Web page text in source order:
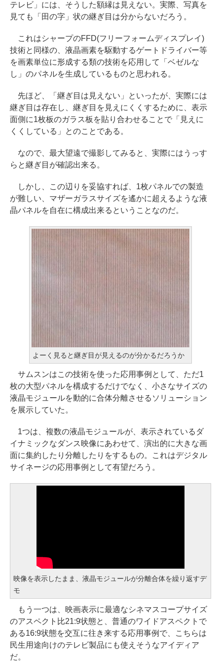
テレビ」には、そうした額縁は見えない。実際、写真を
見ても「田の字」状の継ぎ目は分からないだろう。
これはシャープのFFD(フリーフォームディスプレイ)
技術と同様の、液晶画素を駆動するゲートドライバー等
を画素単位に形成する類の技術を応用して「ベゼルな
し」のパネルを生成しているものと思われる。
先ほど、「継ぎ目は見えない」といったが、実際には
継ぎ目は存在し、継ぎ目を見えにくくするために、表示
面側に1枚板のガラス板を貼り合わせることで「見えに
くくしている」とのことである。
なので、最大望遠で撮影してみると、実際にはうっす
らと継ぎ目が確認出来る。
しかし、この辺りを妥協すれば、1枚パネルでの製造
が難しい、マザーガラスサイズを遙かに超えるような液
晶パネルを自在に構成出来るということなのだ。
よーく見ると継ぎ目が見えるのが分かるだろうか
サムスンはこの技術を使った応用事例として、ただ1
枚の大型パネルを構成するだけでなく、小さなサイズの
液晶モジュールを動的に合体分離させるソリューション
を展示していた。
1つは、複数の液晶モジュールが、表示されているダ
イナミックなダンス映像にあわせて、演出的に大きな画
面に集約したり分離したりをするもの。これはデジタル
サイネージの応用事例として有望だろう。
映像を表示したまま、液晶モジュールが分離合体を繰り返すデ
モ
もう一つは、映画表示に最適なシネマスコープサイズ
のアスペクト比21:9状態と、普通のワイドアスペクトで
ある16:9状態を交互に往き来する応用事例で、こちらは
民生用途向けのテレビ製品にも使えそうなアイディア
だ。